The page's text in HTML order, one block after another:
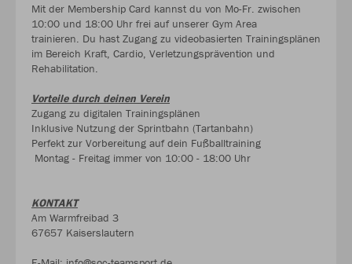
Mit der Membership Card kannst du von Mo-Fr. zwischen
10:00 und 18:00 Uhr frei auf unserer Gym Area
trainieren. Du hast Zugang zu videobasierten Trainingsplänen
im Bereich Kraft, Cardio, Verletzungsprävention und
Rehabilitation.
Vorteile durch deinen Verein
Zugang zu digitalen Trainingsplänen
Inklusive Nutzung der Sprintbahn (Tartanbahn)
Perfekt zur Vorbereitung auf dein Fußballtraining
Montag - Freitag immer von 10:00 - 18:00 Uhr
KONTAKT
Am Warmfreibad 3
67657 Kaiserslautern